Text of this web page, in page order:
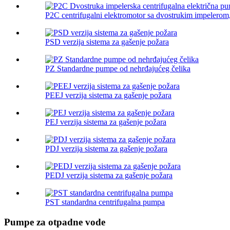
P2C centrifugalni elektromotor sa dvostrukim
PSD verzija sistema za gašenje požara
PZ Standardne pumpe od nehrđajućeg čelika
PEEJ verzija sistema za gašenje požara
PEJ verzija sistema za gašenje požara
PDJ verzija sistema za gašenje požara
PEDJ verzija sistema za gašenje požara
PST standardna centrifugalna pumpa
Pumpe za otpadne vode